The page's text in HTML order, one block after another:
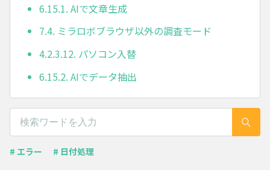
6.15.1. AIで文章生成
7.4. ミラロボブラウザ以外の調査モード
4.2.3.12. パソコン入替
6.15.2. AIでデータ抽出
# エラー # 日付処理